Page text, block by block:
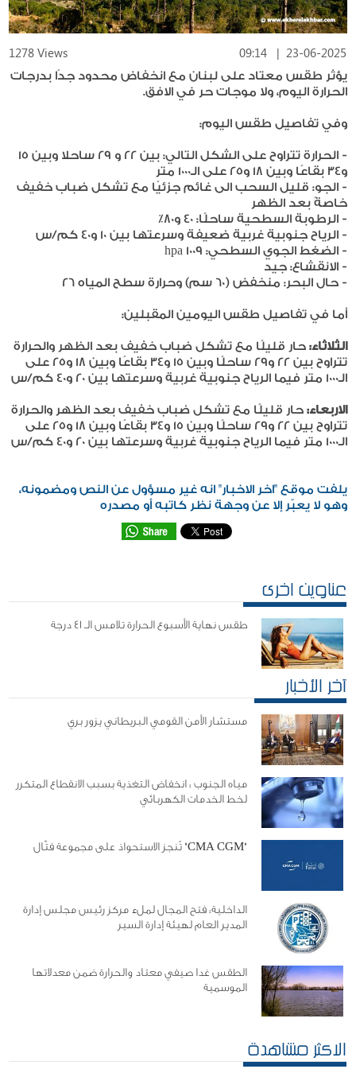
1278 Views 09:14 | 23-06-2025
يؤثر طقس معتاد على لبنان مع انخفاض محدود جدًا بدرجات
الحرارة اليوم، ولا موجات حر في الافق.
وفي تفاصيل طقس اليوم:
- الحرارة تتراوح على الشكل التالي: بين ٢٢ و ٢٩ ساحلا وبين ١٥
و٣٤ بقاعًا وبين ١٨ و٢٥ على الـ١٠٠٠ متر
- الجو: قليل السحب الى غائم جزئيًا مع تشكل ضباب خفيف
خاصةً بعد الظهر
- الرطوبة السطحية ساحلًا: ٤٠ و٨٠٪
- الرياح جنوبية غربية ضعيفة وسرعتها بين ١٠ و٤٠ كم/س
- الضغط الجوي السطحي: ١٠٠٩ hpa
- الانقشاع: جيد
- حال البحر: منخفض (٦٠ سم) وحرارة سطح المياه ٢٦
أما في تفاصيل طقس اليومين المقبلين:
الثلاثاء: حار قليلًا مع تشكل ضباب خفيف بعد الظهر والحرارة
تتراوح بين ٢٢ و٢٩ ساحلًا وبين ١٥ و٣٤ بقاعًا وبين ١٨ و٢٥ على
الـ١٠٠٠ متر فيما الرياح جنوبية غربية وسرعتها بين ٢٠ و٤٠ كم/س
الاربعاء:حار قليلًا مع تشكل ضباب خفيف بعد الظهر والحرارة
تتراوح بين ٢٢ و٢٩ ساحلًا وبين ١٥ و٣٤ بقاعًا وبين ١٨ و٢٥ على
الـ١٠٠٠ متر فيما الرياح جنوبية غربية وسرعتها بين ٢٠ و٤٠ كم/س
يلفت موقع "اخر الاخبار" انه غير مسؤول عن النص ومضمونه،
وهو لا يعبّر إلا عن وجهة نظر كاتبه أو مصدره
عناوين اخرى
طقس نهاية الأسبوع الحرارة تلامس الـ 41 درجة
آخر الأخبار
مستشار الأمن القومي البريطاني يزور بري
مياه الجنوب : انخفاض التغذية بسبب الانقطاع المتكرر
لخط الخدمات الكهربائي
"CMA CGM" تُنجز الاستحواذ على مجموعة فتّال
الداخلية: فتح المجال لملء مركز رئيس مجلس إدارة
المدير العام لهيئة إدارة السير
الطقس غدا صيفي معتاد والحرارة ضمن معدلاتها
الموسمية
الاكثر مشاهدة